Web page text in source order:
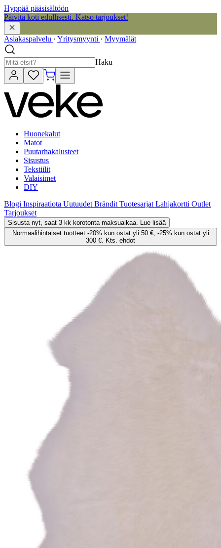
Hyppää pääsisältöön
Päivitä koti edullisesti. Katso tarjoukset!
Asiakaspalvelu · Yritysmyynti · Myymälät
Haku
Huonekalut
Matot
Puutarhakalusteet
Sisustus
Tekstiilit
Valaisimet
DIY
Blogi Inspiraatiota Uutuudet Brändit Tuotesarjat Lahjakortti Outlet
Tarjoukset
Sisusta nyt, saat 3 kk korotonta maksuaikaa. Lue lisää
Normaalihintaiset tuotteet -20% kun ostat yli 50 €, -25% kun ostat yli
300 €. Kts. ehdot